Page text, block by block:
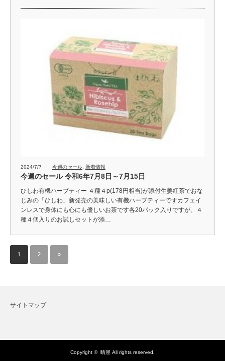
2024/7/7 今週のセール 新着情報
今週のセール 令和6年7月8日～7月15日
ひしわ有機ハーブティー ４種４p(178円相当)が添付生姜紅茶でおな
じみの「ひしわ」新発売の美味しい有機ハーブティーですカフェイ
ンレスで身体にも心にも優しいお茶です各20パック入りですが、４
種４個入りのお試しセットが添…
1 2 »
サイトマップ
Copyright © 晴屋 All rights reserved.